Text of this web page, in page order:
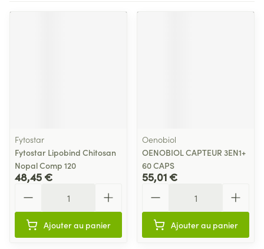
Fytostar
Fytostar Lipobind Chitosan
Nopal Comp 120
48,45 €
Ajouter au panier
Oenobiol
OENOBIOL CAPTEUR 3EN1+
60 CAPS
55,01 €
Ajouter au panier